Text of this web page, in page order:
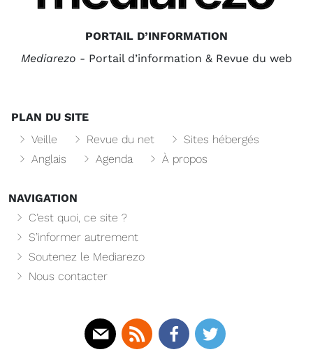
PORTAIL D’INFORMATION
Mediarezo - Portail d’information & Revue du web
PLAN DU SITE
Veille
Revue du net
Sites hébergés
Anglais
Agenda À propos
NAVIGATION
C’est quoi, ce site ?
S’informer autrement
Soutenez le Mediarezo
Nous contacter